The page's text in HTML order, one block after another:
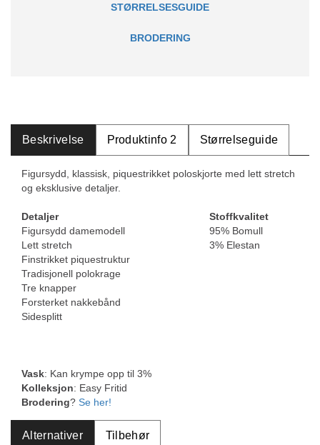
STØRRELSESGUIDE
BRODERING
Beskrivelse Produktinfo 2 Størrelseguide
Figursydd, klassisk, piquestrikket poloskjorte med lett stretch
og eksklusive detaljer.
Detaljer
Stoffkvalitet
Figursydd damemodell
95% Bomull
Lett stretch
3% Elestan
Finstrikket piquestruktur
Tradisjonell polokrage
Tre knapper
Forsterket nakkebånd
Sidesplitt
Vask: Kan krympe opp til 3%
Kolleksjon: Easy Fritid
Brodering? Se her!
Alternativer Tilbehør